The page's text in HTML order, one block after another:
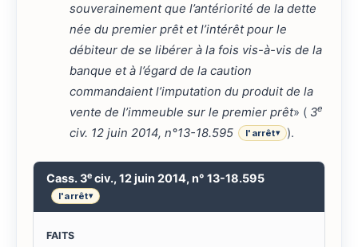
souverainement que l’antériorité de la dette
née du premier prêt et l’intérêt pour le
débiteur de se libérer à la fois vis-à-vis de la
banque et à l’égard de la caution
commandaient l’imputation du produit de la
vente de l’immeuble sur le premier prêt» ( 3e
civ. 12 juin 2014, n°13-18.595 l'arrêt▾ ).
Cass. 3e civ., 12 juin 2014, n° 13-18.595
l'arrêt▾
FAITS